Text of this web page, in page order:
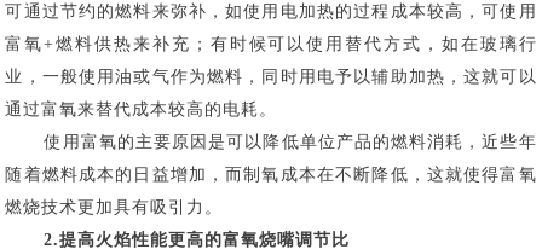
可通过节约的燃料来弥补，如使用电加热的过程成本较高，可使用
富氧+燃料供热来补充；有时候可以使用替代方式，如在玻璃行
业，一般使用油或气作为燃料，同时用电予以辅助加热，这就可以
通过富氧来替代成本较高的电耗。
使用富氧的主要原因是可以降低单位产品的燃料消耗，近些年
随着燃料成本的日益增加，而制氧成本在不断降低，这就使得富氧
燃烧技术更加具有吸引力。
2.提高火焰性能更高的富氧烧嘴调节比